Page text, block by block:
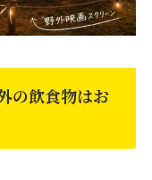
の飲食物はお